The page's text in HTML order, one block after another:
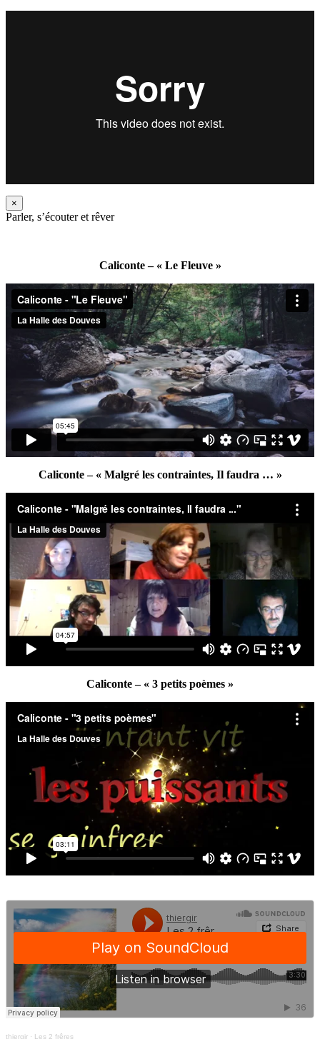
×
Parler, s’écouter et rêver
Caliconte – « Le Fleuve »
Caliconte – « Malgré les contraintes, Il faudra … »
Caliconte – « 3 petits poèmes »
thiergir · Les 2 frêres